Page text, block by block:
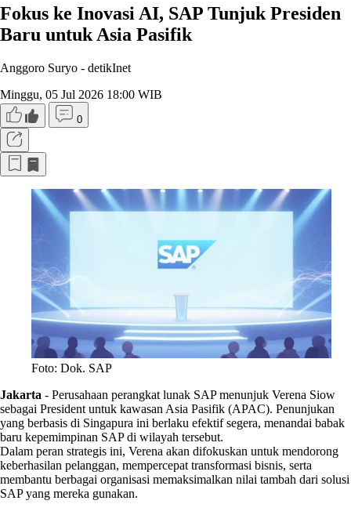
Fokus ke Inovasi AI, SAP Tunjuk Presiden
Baru untuk Asia Pasifik
Anggoro Suryo - detikInet
Minggu, 05 Jul 2026 18:00 WIB
0
Foto: Dok. SAP
Jakarta - Perusahaan perangkat lunak SAP menunjuk Verena Siow
sebagai President untuk kawasan Asia Pasifik (APAC). Penunjukan
yang berbasis di Singapura ini berlaku efektif segera, menandai babak
baru kepemimpinan SAP di wilayah tersebut.
Dalam peran strategis ini, Verena akan difokuskan untuk mendorong
keberhasilan pelanggan, mempercepat transformasi bisnis, serta
membantu berbagai organisasi memaksimalkan nilai tambah dari solusi
SAP yang mereka gunakan.